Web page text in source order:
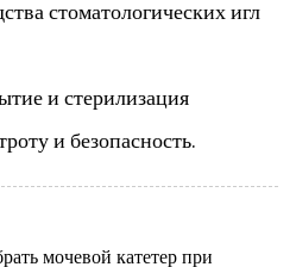
стоматологических игл
и стерилизация
и безопасность.
мочевой катетер при